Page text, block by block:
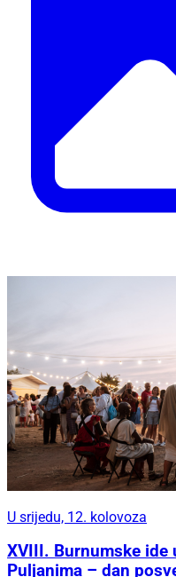
U srijedu, 12. kolovoza
XVIII. Burnumske ide
Puljanima – dan